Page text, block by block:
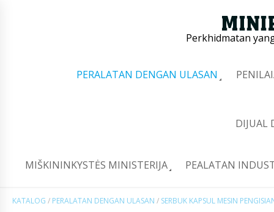
Perkhidmatan
PERALATAN DENGAN ULASAN
DIJUAL
MIŠKININKYSTĖS MINISTERIJA PEALATAN
KATALOG / PERALATAN DENGAN ULASAN / SERBUK KAPSUL MESIN